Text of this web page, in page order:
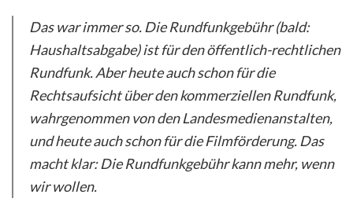
Das war immer so. Die Rundfunkgebühr (bald:
Haushaltsabgabe) ist für den öffentlich-rechtlichen
Rundfunk. Aber heute auch schon für die
Rechtsaufsicht über den kommerziellen Rundfunk,
wahrgenommen von den Landesmedienanstalten,
und heute auch schon für die Filmförderung. Das
macht klar: Die Rundfunkgebühr kann mehr, wenn
wir wollen.